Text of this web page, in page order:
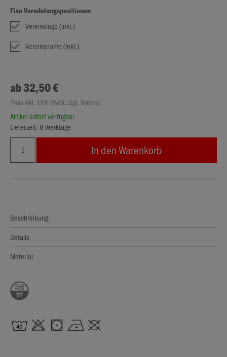
Fixe Veredelungspositionen
Vereinslogo (inkl.)
Vereinsname (inkl.)
ab 32,50 €
Preis inkl. 19% MwSt. zzgl. Versand
Artikel sofort verfügbar
Lieferzeit: 8 Werktage
In den Warenkorb
Beschreibung
Details
Material